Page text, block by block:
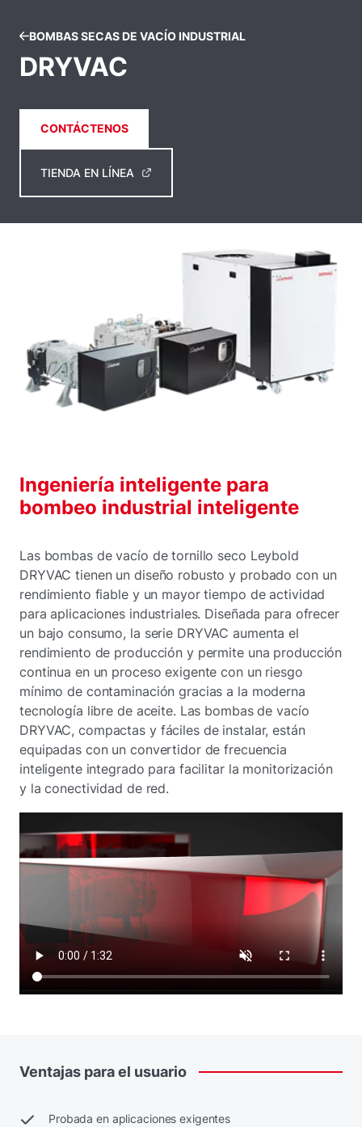
BOMBAS SECAS DE VACÍO INDUSTRIAL
DRYVAC
CONTÁCTENOS
TIENDA EN LÍNEA
Ingeniería inteligente para
bombeo industrial inteligente
Las bombas de vacío de tornillo seco Leybold
DRYVAC tienen un diseño robusto y probado con un
rendimiento fiable y un mayor tiempo de actividad
para aplicaciones industriales. Diseñada para ofrecer
un bajo consumo, la serie DRYVAC aumenta el
rendimiento de producción y permite una producción
continua en un proceso exigente con un riesgo
mínimo de contaminación gracias a la moderna
tecnología libre de aceite. Las bombas de vacío
DRYVAC, compactas y fáciles de instalar, están
equipadas con un convertidor de frecuencia
inteligente integrado para facilitar la monitorización
y la conectividad de red.
Ventajas parael usuario
Probada en aplicaciones exigentes